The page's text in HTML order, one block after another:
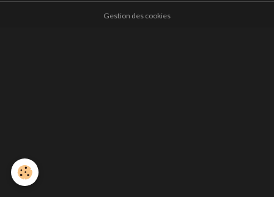
Gestion des cookies